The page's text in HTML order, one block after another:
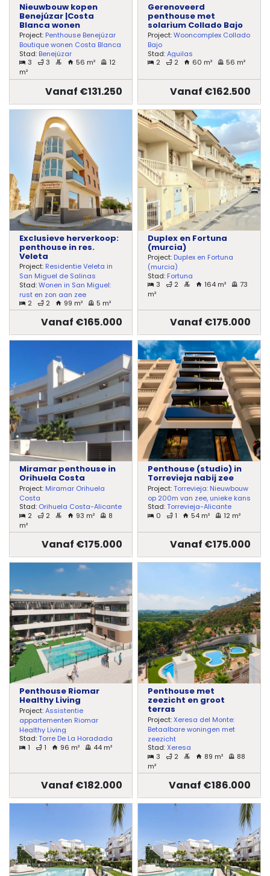
Nieuwbouw kopen
Benejúzar |Costa
Blanca wonen
Project: Penthouse Benejúzar
Boutique wonen Costa Blanca
Stad: Benejúzar
3
3 56 m²
12
m²
Vanaf €131.250
Gerenoveerd
penthouse met
solarium Collado Bajo
Project:Wooncomplex Collado
Bajo
Stad:Aguilas
2
2 60 m² 56 m²
Vanaf €162.500
Exclusieve herverkoop:
penthouse in res.
Veleta
Project: Residentie Veleta in
San Miguel de Salinas
Stad:Wonen in San Miguel:
rust en zon aan zee
2
2 99 m² 5 m²
Vanaf €165.000
Duplex en Fortuna
(murcia)
Project: Duplex en Fortuna
(murcia)
Stad: Fortuna
3
2 164 m²
73
m²
Vanaf €175.000
Miramar penthouse in
Orihuela Costa
Project: Miramar Orihuela
Costa
Stad: Orihuela Costa-Alicante
2
2 93 m²
8
m²
Vanaf €175.000
Penthouse (studio) in
Torrevieja nabij zee
Project:Torrevieja: Nieuwbouw
op 200m van zee, unieke kans
Stad:Torrevieja-Alicante
0
1 54 m² 12 m²
Vanaf €175.000
Penthouse Riomar
Healthy Living
Project:Assistentie
appartementen Riomar
Healthy Living
Stad:Torre De La Horadada
1
1 96 m² 44 m²
Vanaf €182.000
Penthouse met
zeezicht en groot
terras
Project:Xeresa del Monte:
Betaalbare woningen met
zeezicht
Stad:Xeresa
3
2 89 m²
88
m²
Vanaf €186.000